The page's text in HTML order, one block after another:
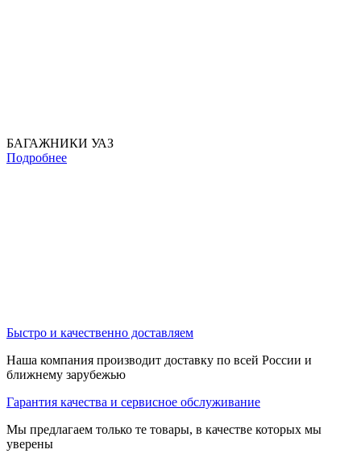
БАГАЖНИКИ УАЗ
Подробнее
Быстро и качественно доставляем
Наша компания производит доставку по всей России и
ближнему зарубежью
Гарантия качества и сервисное обслуживание
Мы предлагаем только те товары, в качестве которых мы
уверены